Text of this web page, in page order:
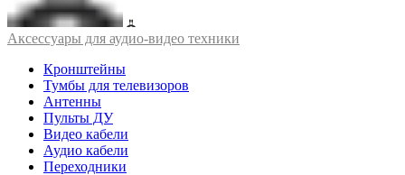
Аксессуары для аудио-видео техники
Кронштейны
Тумбы для телевизоров
Антенны
Пульты ДУ
Видео кабели
Аудио кабели
Переходники